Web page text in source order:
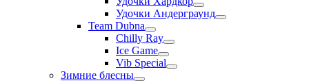
Удочки Андерграунд
Team Dubna
Chilly Ray
Ice Game
Vib Special
Зимние блесны